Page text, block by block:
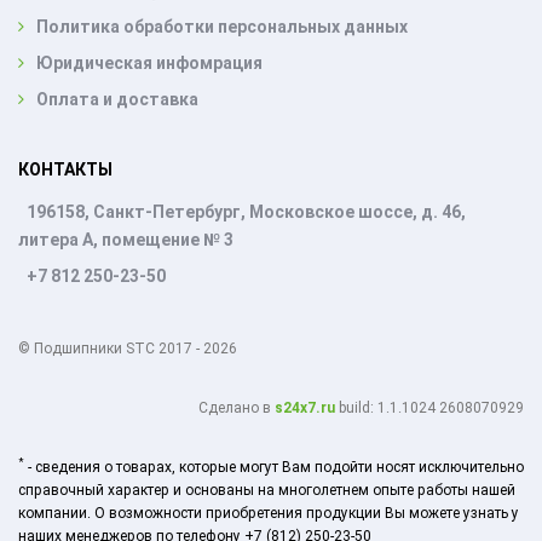
Политика обработки персональных данных
Юридическая инфомрация
Оплата и доставка
КОНТАКТЫ
196158, Санкт-Петербург, Московское шоссе, д. 46,
литера А, помещение № 3
+7 812 250-23-50
© Подшипники STC 2017 - 2026
Cделано в s24x7.ru build: 1.1.1024 2608070929
* - сведения о товарах, которые могут Вам подойти носят исключительно
справочный характер и основаны на многолетнем опыте работы нашей
компании. О возможности приобретения продукции Вы можете узнать у
наших менеджеров по телефону +7 (812) 250-23-50